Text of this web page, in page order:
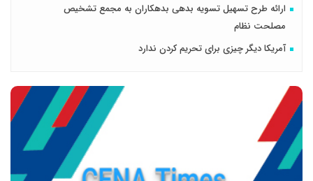
ارائه طرح تسهیل تسویه بدهی بدهکاران به مجمع تشخیص
مصلحت نظام
آمریکا دیگر چیزی برای تحریم کردن ندارد